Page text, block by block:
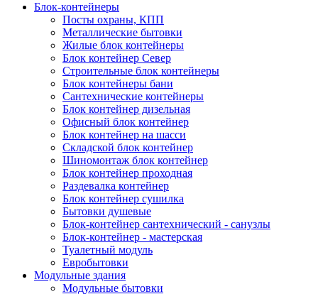
Блок-контейнеры
Посты охраны, КПП
Металлические бытовки
Жилые блок контейнеры
Блок контейнер Север
Строительные блок контейнеры
Блок контейнеры бани
Сантехнические контейнеры
Блок контейнер дизельная
Офисный блок контейнер
Блок контейнер на шасси
Складской блок контейнер
Шиномонтаж блок контейнер
Блок контейнер проходная
Раздевалка контейнер
Блок контейнер сушилка
Бытовки душевые
Блок-контейнер сантехнический - санузлы
Блок-контейнер - мастерская
Туалетный модуль
Евробытовки
Модульные здания
Модульные бытовки